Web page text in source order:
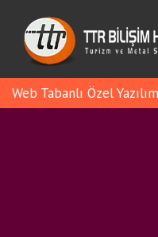
Web Tabanlı Özel Yazılım